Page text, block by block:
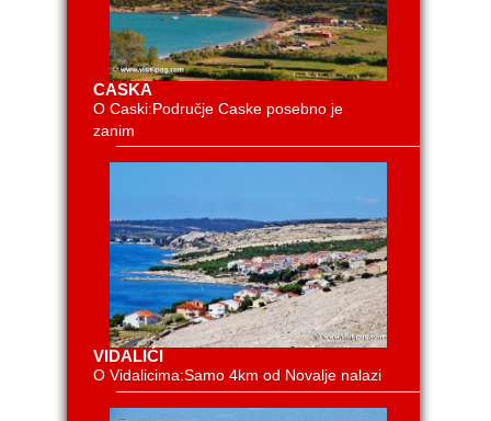
CASKA
O Caski:Područje Caske posebno je
zanim
VIDALIĆI
O Vidalicima:Samo 4km od Novalje nalazi